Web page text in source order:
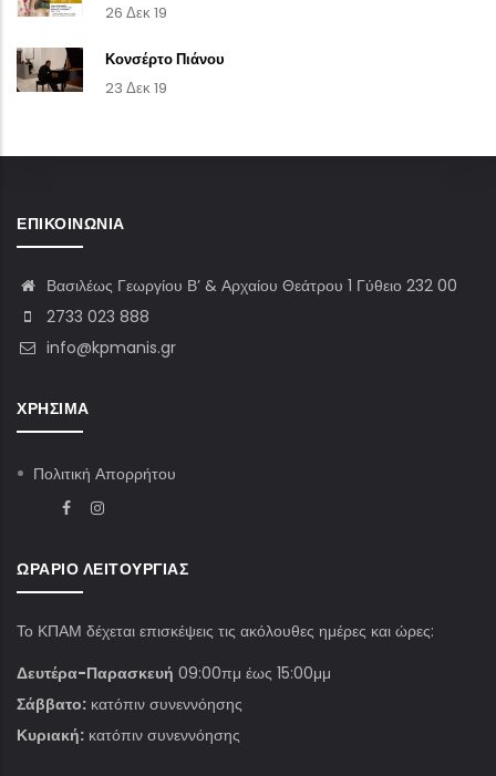
26 Δεκ 19
Κονσέρτο Πιάνου
23 Δεκ 19
ΕΠΙΚΟΙΝΩΝΊΑ
Βασιλέως Γεωργίου Β’ & Αρχαίου Θεάτρου 1 Γύθειο 232 00
2733 023 888
info@kpmanis.gr
ΧΡΉΣΙΜΑ
Πολιτική Απορρήτου
ΩΡΆΡΙΟ ΛΕΙΤΟΥΡΓΊΑΣ
Το ΚΠΑΜ δέχεται επισκέψεις τις ακόλουθες ημέρες και ώρες:
Δευτέρα-Παρασκευή 09:00πμ έως 15:00μμ
Σάββατο: κατόπιν συνεννόησης
Κυριακή: κατόπιν συνεννόησης